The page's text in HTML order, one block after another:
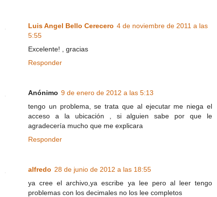
Luis Angel Bello Cerecero 4 de noviembre de 2011 a las
5:55
Excelente! , gracias
Responder
Anónimo 9 de enero de 2012 a las 5:13
tengo un problema, se trata que al ejecutar me niega el
acceso a la ubicación , si alguien sabe por que le
agradecería mucho que me explicara
Responder
alfredo 28 de junio de 2012 a las 18:55
ya cree el archivo,ya escribe ya lee pero al leer tengo
problemas con los decimales no los lee completos